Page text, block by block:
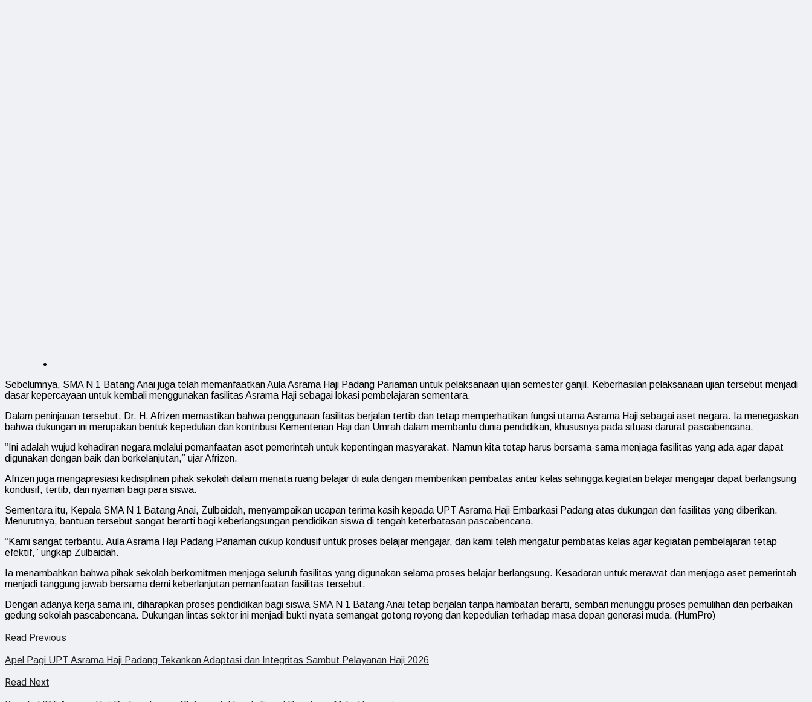
Sebelumnya, SMA N 1 Batang Anai juga telah memanfaatkan Aula Asrama Haji Padang Pariaman untuk pelaksanaan ujian semester ganjil. Keberhasilan pelaksanaan ujian tersebut menjadi
dasar kepercayaan untuk kembali menggunakan fasilitas Asrama Haji sebagai lokasi pembelajaran sementara.
Dalam peninjauan tersebut, Dr. H. Afrizen memastikan bahwa penggunaan fasilitas berjalan tertib dan tetap memperhatikan fungsi utama Asrama Haji sebagai aset negara. Ia menegaskan
bahwa dukungan ini merupakan bentuk kepedulian dan kontribusi Kementerian Haji dan Umrah dalam membantu dunia pendidikan, khususnya pada situasi darurat pascabencana.
“Ini adalah wujud kehadiran negara melalui pemanfaatan aset pemerintah untuk kepentingan masyarakat. Namun kita tetap harus bersama-sama menjaga fasilitas yang ada agar dapat
digunakan dengan baik dan berkelanjutan,” ujar Afrizen.
Afrizen juga mengapresiasi kedisiplinan pihak sekolah dalam menata ruang belajar di aula dengan memberikan pembatas antar kelas sehingga kegiatan belajar mengajar dapat berlangsung
kondusif, tertib, dan nyaman bagi para siswa.
Sementara itu, Kepala SMA N 1 Batang Anai, Zulbaidah, menyampaikan ucapan terima kasih kepada UPT Asrama Haji Embarkasi Padang atas dukungan dan fasilitas yang diberikan.
Menurutnya, bantuan tersebut sangat berarti bagi keberlangsungan pendidikan siswa di tengah keterbatasan pascabencana.
“Kami sangat terbantu. Aula Asrama Haji Padang Pariaman cukup kondusif untuk proses belajar mengajar, dan kami telah mengatur pembatas kelas agar kegiatan pembelajaran tetap
efektif,” ungkap Zulbaidah.
Ia menambahkan bahwa pihak sekolah berkomitmen menjaga seluruh fasilitas yang digunakan selama proses belajar berlangsung. Kesadaran untuk merawat dan menjaga aset pemerintah
menjadi tanggung jawab bersama demi keberlanjutan pemanfaatan fasilitas tersebut.
Dengan adanya kerja sama ini, diharapkan proses pendidikan bagi siswa SMA N 1 Batang Anai tetap berjalan tanpa hambatan berarti, sembari menunggu proses pemulihan dan perbaikan
gedung sekolah pascabencana. Dukungan lintas sektor ini menjadi bukti nyata semangat gotong royong dan kepedulian terhadap masa depan generasi muda. (HumPro)
Read Previous
Apel Pagi UPT Asrama Haji Padang Tekankan Adaptasi dan Integritas Sambut Pelayanan Haji 2026
Read Next